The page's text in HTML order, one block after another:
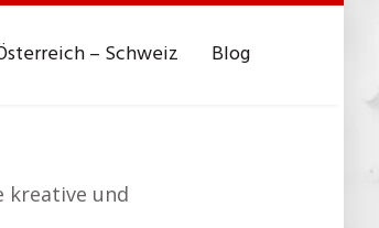
– Schweiz Blog
kreative und